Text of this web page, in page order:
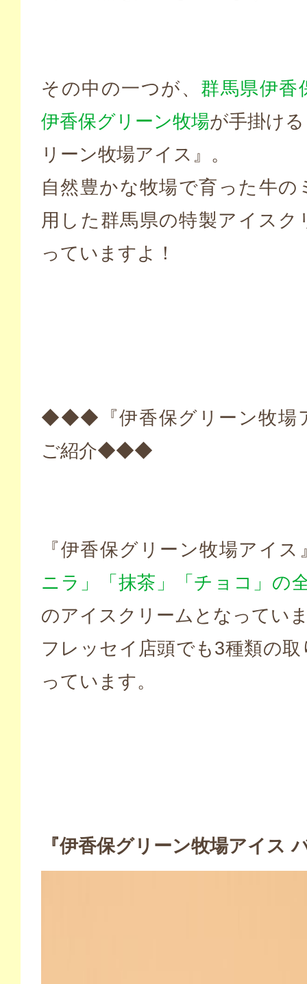
その中の一つが、 群馬県伊香
伊香保グリーン牧場が手掛け
リーン牧場アイス』。
自然豊かな牧場で育った牛の
用した群馬県の特製アイスク
っていますよ！
◆◆◆『伊香保グリーン牧場
ご紹介◆◆◆
『伊香保グリーン牧場アイス
ニラ」「抹茶」「チョコ」の
のアイスクリームとなってい
フレッセイ店頭でも3種類の
っています。
『伊香保グリーン牧場アイス